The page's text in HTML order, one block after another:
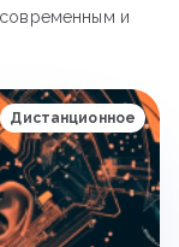
и
Дистанционное